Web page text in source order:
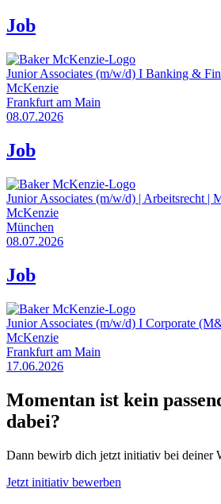
Job
Junior Associates (m/w/d) I Banking &
McKenzie
Frankfurt am Main
08.07.2026
Job
Junior Associates (m/w/d) | Arbeitsrecht |
McKenzie
München
08.07.2026
Job
Junior Associates (m/w/d) I Corporate
McKenzie
Frankfurt am Main
17.06.2026
Momentan ist kein
dabei?
Dann bewirb dich jetzt initiativ bei deiner
Jetzt initiativ bewerben